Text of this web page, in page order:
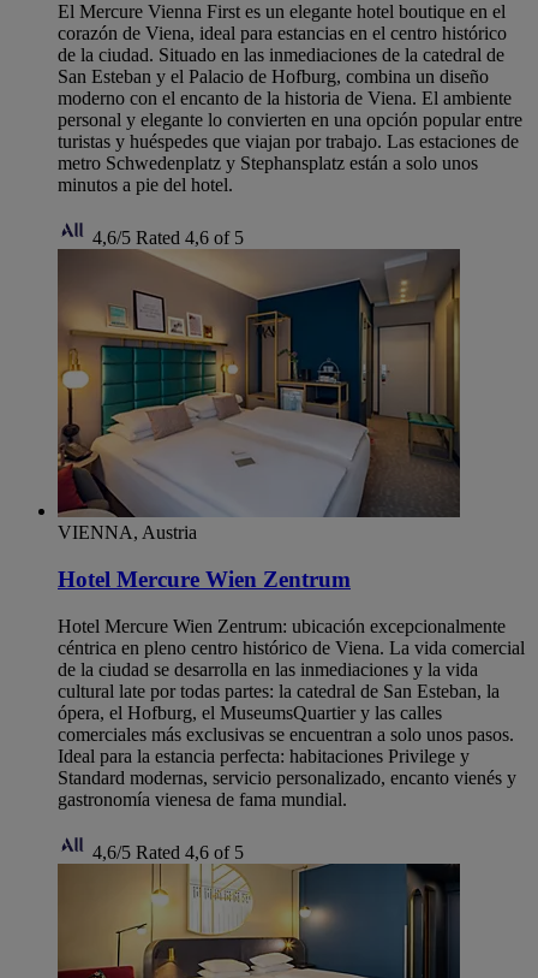
El Mercure Vienna First es un elegante hotel boutique en el
corazón de Viena, ideal para estancias en el centro histórico
de la ciudad. Situado en las inmediaciones de la catedral de
San Esteban y el Palacio de Hofburg, combina un diseño
moderno con el encanto de la historia de Viena. El ambiente
personal y elegante lo convierten en una opción popular entre
turistas y huéspedes que viajan por trabajo. Las estaciones de
metro Schwedenplatz y Stephansplatz están a solo unos
minutos a pie del hotel.
4,6/5 Rated 4,6 of 5
VIENNA, Austria
Hotel Mercure Wien Zentrum
Hotel Mercure Wien Zentrum: ubicación excepcionalmente
céntrica en pleno centro histórico de Viena. La vida comercial
de la ciudad se desarrolla en las inmediaciones y la vida
cultural late por todas partes: la catedral de San Esteban, la
ópera, el Hofburg, el MuseumsQuartier y las calles
comerciales más exclusivas se encuentran a solo unos pasos.
Ideal para la estancia perfecta: habitaciones Privilege y
Standard modernas, servicio personalizado, encanto vienés y
gastronomía vienesa de fama mundial.
4,6/5 Rated 4,6 of 5